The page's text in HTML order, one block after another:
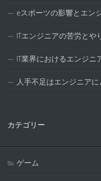
eスポーツの影響とエン
ITエンジニアの苦労とや
IT業界におけるエンジニ
人手不足はエンジニア
カテゴリー
ゲーム